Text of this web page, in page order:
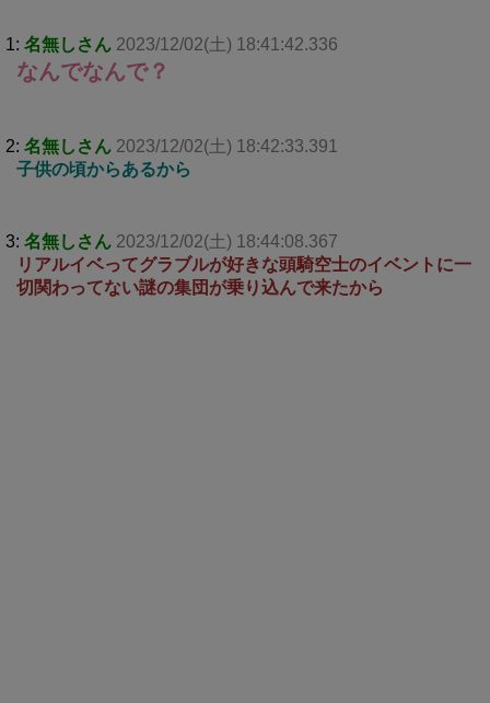
1: 名無しさん 2023/12/02(土) 18:41:42.336
なんでなんで？
2: 名無しさん 2023/12/02(土) 18:42:33.391
子供の頃からあるから
3: 名無しさん 2023/12/02(土) 18:44:08.367
リアルイベってグラブルが好きな頭騎空士のイベントに一
切関わってない謎の集団が乗り込んで来たから